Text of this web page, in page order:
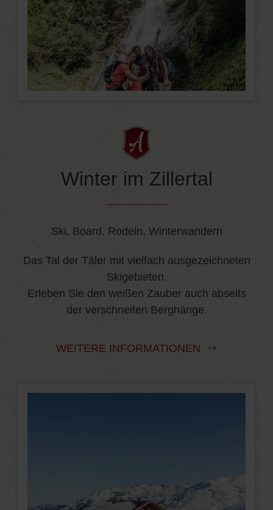
Winter im Zillertal
Ski, Board, Rodeln, Winterwandern
Das Tal der Täler mit vielfach ausgezeichneten
Skigebieten.
Erleben Sie den weißen Zauber auch abseits
der verschneiten Berghänge.
WEITERE INFORMATIONEN